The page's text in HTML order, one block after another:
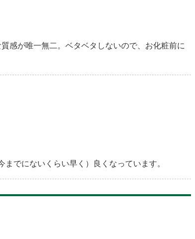
感が唯一無二。ベタベタしないので、お化粧前に
でにないくらい早く）良くなっています。